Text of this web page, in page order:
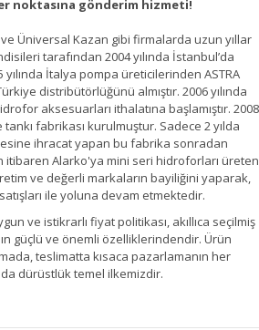
Gönder
noktasına gönderim hizmeti!
ve Üniversal Kazan gibi firmalarda uzun yıllar
tarafından 2004 yılında İstanbul’da
yılında İtalya pompa üreticilerinden ASTRA
distribütörlüğünü almıştır. 2006 yılında
aksesuarları ithalatına başlamıştır. 2008
tankı fabrikası kurulmuştur. Sadece 2 yılda
ihracat yapan bu fabrika sonradan
itibaren Alarko'ya mini seri hidroforları üreten
ve değerli markaların bayiliğini yaparak,
ile yoluna devam etmektedir.
ve istikrarlı fiyat politikası, akıllıca seçilmiş
güçlü ve önemli özelliklerindendir. Ürün
teslimatta kısaca pazarlamanın her
dürüstlük temel ilkemizdir.